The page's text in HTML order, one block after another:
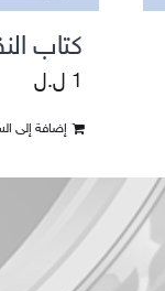
كتاب
1 ل.ل
إضافة إلى